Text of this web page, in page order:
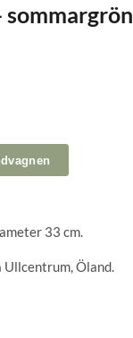
33 cm.
Öland.